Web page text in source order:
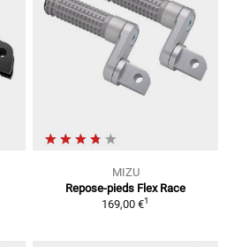
MIZU
Repose-pieds Flex Race
169,00 €1